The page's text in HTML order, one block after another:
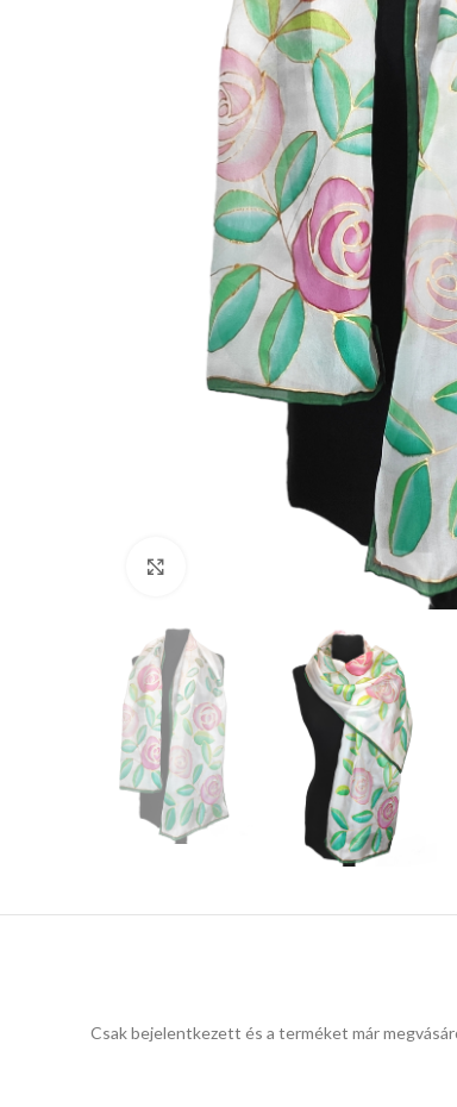
Csak bejelentkezett és a terméket már